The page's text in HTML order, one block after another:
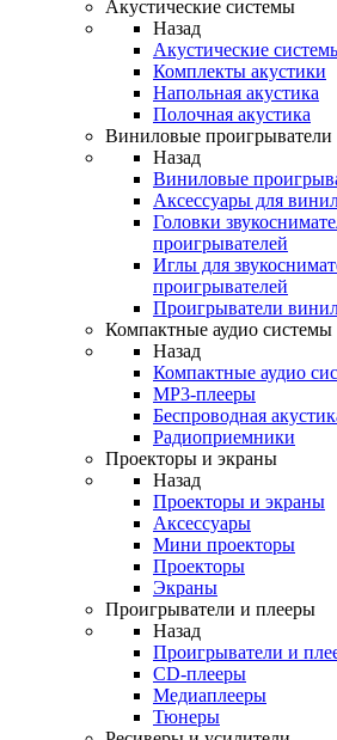
Акустические системы
Назад
Акустические
Комплекты акустики
Напольная акустика
Полочная акустика
Виниловые проигрыватели
Назад
Виниловые
Аксессуары для
Головки
проигрывателей
Иглы для
проигрывателей
Проигрыватели
Компактные аудио системы
Назад
Компактные аудио
MP3-плееры
Беспроводная
Радиоприемники
Проекторы и экраны
Назад
Проекторы и экраны
Аксессуары
Мини проекторы
Проекторы
Экраны
Проигрыватели и плееры
Назад
Проигрыватели и
CD-плееры
Медиаплееры
Тюнеры